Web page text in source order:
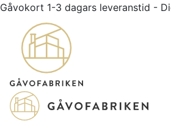
Gåvokort 1-3 dagars leveranstid -